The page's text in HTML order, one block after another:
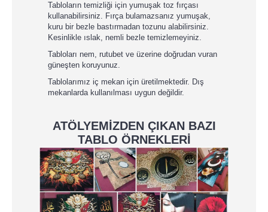
Tabloların temizliği için yumuşak toz fırçası
kullanabilirsiniz. Fırça bulamazsanız yumuşak,
kuru bir bezle bastırmadan tozunu alabilirsiniz.
Kesinlikle ıslak, nemli bezle temizlemeyiniz.
Tabloları nem, rutubet ve üzerine doğrudan vuran
güneşten koruyunuz.
Tablolarımız iç mekan için üretilmektedir. Dış
mekanlarda kullanılması uygun değildir.
ATÖLYEMİZDEN ÇIKAN BAZI
TABLO ÖRNEKLERİ